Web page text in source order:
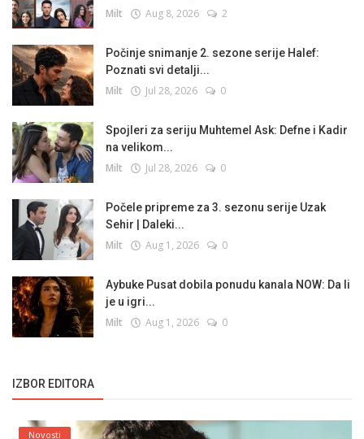
Milt Aug 8, 2026 2
Počinje snimanje 2. sezone serije Halef:
Poznati svi detalji...
Milt Jul 28, 2026 0
Spojleri za seriju Muhtemel Ask: Defne i Kadir
na velikom...
Milt Jul 28, 2026 0
Počele pripreme za 3. sezonu serije Uzak
Sehir | Daleki...
Milt Aug 1, 2026 0
Aybuke Pusat dobila ponudu kanala NOW: Da li
je u igri...
Milt Aug 1, 2026 0
IZBOR EDITORA
Novosti